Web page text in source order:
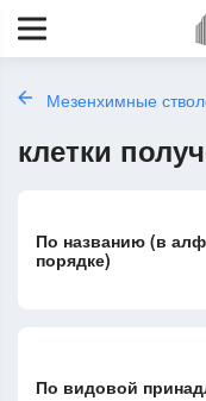
Мезенхимные
клетки
По названию (в
порядке)
По видовой